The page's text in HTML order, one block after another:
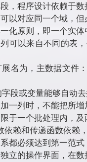
，程序设计依赖于数
以对应同一个域，但
化原则，即一个实体
可以来自不同的表
展名为，主数据文
段或变量能够自动
一列时，不能把所
于一个批处理内，及
赖和传递函数依赖
都必须达到第一范
立的操作界面，在数